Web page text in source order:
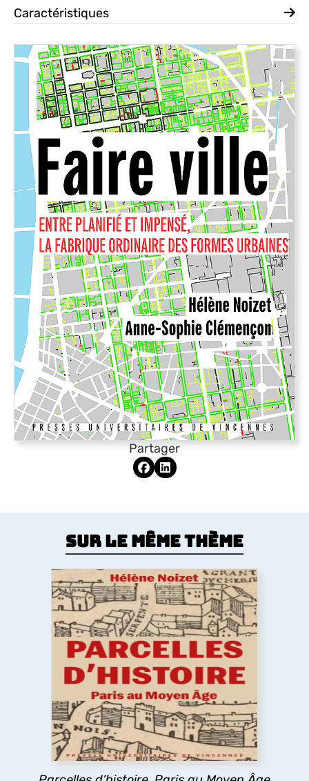
Partager
Caractéristiques
Sur le même thème
Parcelles d’histoire. Paris au Moyen
Âge
Comment le Moyen Âge a dessiné la forme de la
ville de Paris ? Les églises, la trame des rues, les
lotissements, la poésie urbaine montrent
comment les pratiques des habitants médiévaux
ont durablement structuré l’espace urbain
parisien.